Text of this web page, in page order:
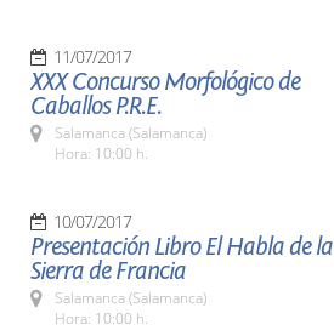
11/07/2017
XXX Concurso Morfológico de
Caballos P.R.E.
Salamanca (Salamanca)
Hora: 10:00 h.
10/07/2017
Presentación Libro El Habla de la
Sierra de Francia
Salamanca (Salamanca)
Hora: 10:00 h.